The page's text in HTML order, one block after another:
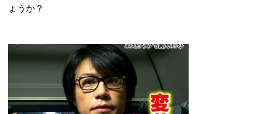
ょうか？